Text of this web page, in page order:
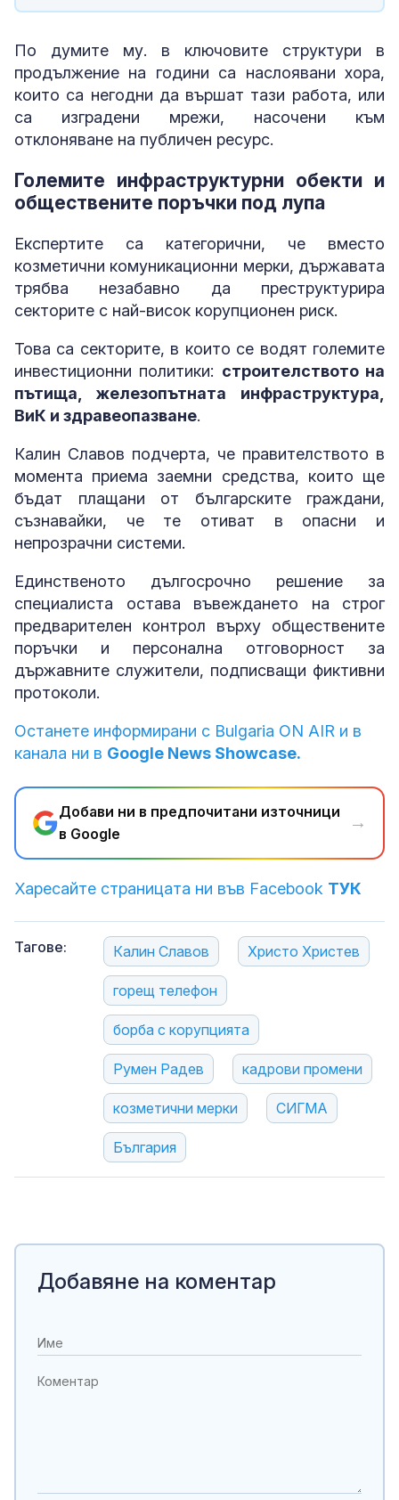
По думите му. в ключовите структури в
продължение на години са наслоявани хора,
които са негодни да вършат тази работа, или
са изградени мрежи, насочени към
отклоняване на публичен ресурс.
Големите инфраструктурни обекти и
обществените поръчки под лупа
Експертите са категорични, че вместо
козметични комуникационни мерки, държавата
трябва незабавно да преструктурира
секторите с най-висок корупционен риск.
Това са секторите, в които се водят големите
инвестиционни политики: строителството на
пътища, железопътната инфраструктура,
ВиК и здравеопазване.
Калин Славов подчерта, че правителството в
момента приема заемни средства, които ще
бъдат плащани от българските граждани,
съзнавайки, че те отиват в опасни и
непрозрачни системи.
Единственото дългосрочно решение за
специалиста остава въвеждането на строг
предварителен контрол върху обществените
поръчки и персонална отговорност за
държавните служители, подписващи фиктивни
протоколи.
Останете информирани с Bulgaria ON AIR и в
канала ни в Google News Showcase.
Добави ни в предпочитани източници
в Google
→
Харесайте страницата ни във Facebook ТУК
Тагове: Калин Славов Христо Христев
горещ телефон
борба с корупцията
Румен Радев кадрови промени
козметични мерки СИГМА
България
Добавяне на коментар